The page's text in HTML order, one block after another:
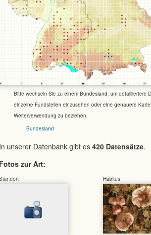
Bitte wechseln Sie zu einem Bundesland, um detailliertere
einzelne Fundstellen einzusehen oder eine genauere
Weiterverwendung zu beziehen.
Bundesland
unserer Datenbank gibt es 420 Datensätze.
zur Art:
Habitus